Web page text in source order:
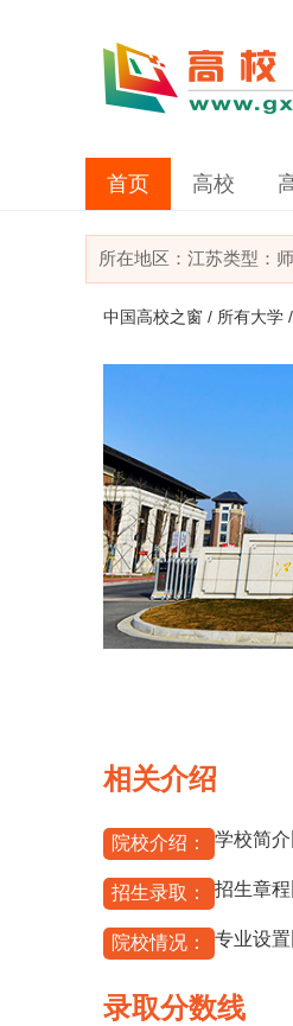
首页 高校
所在地区： 江苏类型：
中国高校之窗 / 所有大学
相关介绍
院校介绍： 学校简介
招生录取： 招生章程
院校情况： 专业设置
录取分数线